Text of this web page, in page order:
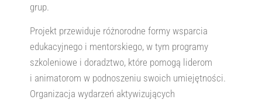
grup.
Projekt przewiduje różnorodne formy wsparcia
edukacyjnego i mentorskiego, w tym programy
szkoleniowe i doradztwo, które pomogą liderom
i animatorom w podnoszeniu swoich umiejętności.
Organizacja wydarzeń aktywizujących